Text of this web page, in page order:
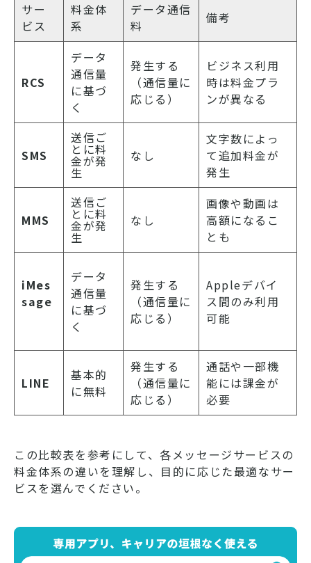
サー
ビス
料金体
系
データ通信
料
備考
RCS
データ
通信量
に基づ
く
発生する
（通信量に
応じる）
ビジネス利用
時は料金プラ
ンが異なる
SMS
送信ご
とに料
金が発
生
なし
文字数によっ
て追加料金が
発生
MMS
送信ご
とに料
金が発
生
なし
画像や動画は
高額になるこ
とも
iMes
sage
データ
通信量
に基づ
く
発生する
（通信量に
応じる）
Appleデバイ
ス間のみ利用
可能
LINE
基本的
に無料
発生する
（通信量に
応じる）
通話や一部機
能には課金が
必要
この比較表を参考にして、各メッセージサービスの
料金体系の違いを理解し、目的に応じた最適なサー
ビスを選んでください。